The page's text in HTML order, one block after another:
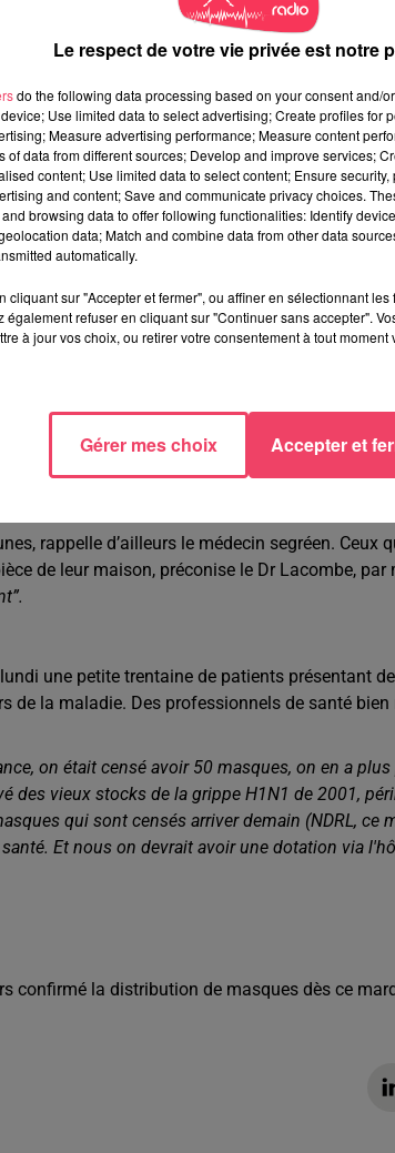
cabinets médicaux.
au“risque de saturer le réseau téléphonique”.
sauf urgence ou consigne du médecin, et
tous les Français doivent rester confinés
des gens en bonne santé”
qui ont beaucoup plus de risque que les
du cabinet médical !”.Le médecin
gens viennent nous voir pour faire leur
qui sont là, ils risquent de l'attraper… le
s’ils ont une prise sang parce qu’ils sont sous
rappelle d’ailleurs le médecin segréen. Ceux
de leur maison, préconise le Dr Lacombe, par
une petite trentaine de patients présentant
de la maladie. Des professionnels de santé
on était censé avoir 50 masques, on en a
des vieux stocks de la grippe H1N1 de 2001,
qui sont censés arriver demain (NDRL, ce
Et nous on devrait avoir une dotation via
confirmé la distribution de masques dès ce
Le respect de votre vie privée est notre
do the following data processing based on your consent and/
Use limited data to select advertising; Create profiles for
Measure advertising performance; Measure content
of data from different sources; Develop and improve services;
content; Use limited data to select content; Ensure
and content; Save and communicate privacy choices.
browsing data to offer following functionalities: Identify
data; Match and combine data from other data
automatically.
cliquant sur "Accepter et fermer", ou affiner en sélectionnant
également refuser en cliquant sur "Continuer sans accepter".
à jour vos choix, ou retirer votre consentement à tout
Gérer mes choix Accepter et